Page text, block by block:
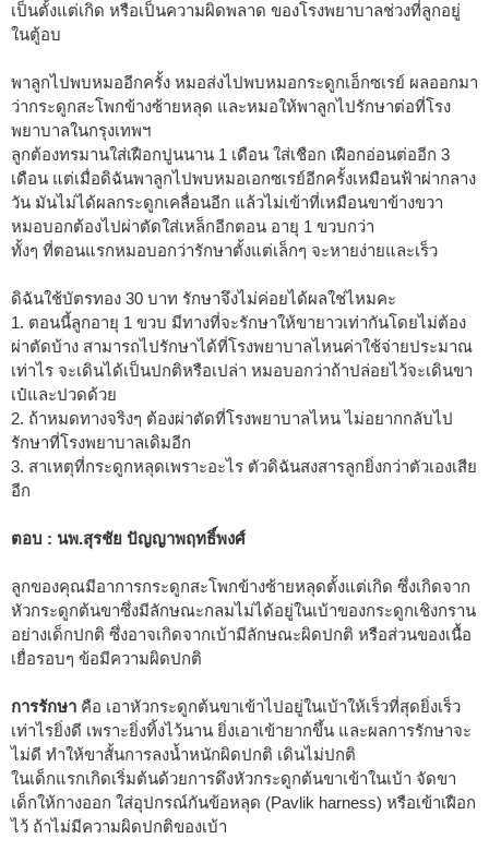
เป็นตั้งแต่เกิด หรือเป็นความผิดพลาด ของโรงพยาบาลช่วงที่ลูกอยู่
ในตู้อบ
พาลูกไปพบหมออีกครั้ง หมอส่งไปพบหมอกระดูกเอ็กซเรย์ ผลออกมา
ว่ากระดูกสะโพกข้างซ้ายหลุด และหมอให้พาลูกไปรักษาต่อที่โรง
พยาบาลในกรุงเทพฯ
ลูกต้องทรมานใส่เฝือกปูนนาน 1 เดือน ใส่เชือก เฝือกอ่อนต่ออีก 3
เดือน แต่เมื่อดิฉันพาลูกไปพบหมอเอกซเรย์อีกครั้งเหมือนฟ้าผ่ากลาง
วัน มันไม่ได้ผลกระดูกเคลื่อนอีก แล้วไม่เข้าที่เหมือนขาข้างขวา
หมอบอกต้องไปผ่าตัดใส่เหล็กอีกตอน อายุ 1 ขวบกว่า
ทั้งๆ ที่ตอนแรกหมอบอกว่ารักษาตั้งแต่เล็กๆ จะหายง่ายและเร็ว
ดิฉันใช้บัตรทอง 30 บาท รักษาจึงไม่ค่อยได้ผลใช่ไหมคะ
1. ตอนนี้ลูกอายุ 1 ขวบ มีทางที่จะรักษาให้ขายาวเท่ากันโดยไม่ต้อง
ผ่าตัดบ้าง สามารถไปรักษาได้ที่โรงพยาบาลไหนค่าใช้จ่ายประมาณ
เท่าไร จะเดินได้เป็นปกติหรือเปล่า หมอบอกว่าถ้าปล่อยไว้จะเดินขา
เป๋และปวดด้วย
2. ถ้าหมดทางจริงๆ ต้องผ่าตัดที่โรงพยาบาลไหน ไม่อยากกลับไป
รักษาที่โรงพยาบาลเดิมอีก
3. สาเหตุที่กระดูกหลุดเพราะอะไร ตัวดิฉันสงสารลูกยิ่งกว่าตัวเองเสีย
อีก
ตอบ : นพ.สุรชัย ปัญญาพฤทธิ์พงศ์
ลูกของคุณมีอาการกระดูกสะโพกข้างซ้ายหลุดตั้งแต่เกิด ซึ่งเกิดจาก
หัวกระดูกต้นขาซึ่งมีลักษณะกลมไม่ได้อยู่ในเบ้าของกระดูกเชิงกราน
อย่างเด็กปกติ ซึ่งอาจเกิดจากเบ้ามีลักษณะผิดปกติ หรือส่วนของเนื้อ
เยื่อรอบๆ ข้อมีความผิดปกติ
การรักษา คือ เอาหัวกระดูกต้นขาเข้าไปอยู่ในเบ้าให้เร็วที่สุดยิ่งเร็ว
เท่าไรยิ่งดี เพราะยิ่งทิ้งไว้นาน ยิ่งเอาเข้ายากขึ้น และผลการรักษาจะ
ไม่ดี ทำให้ขาสั้นการลงน้ำหนักผิดปกติ เดินไม่ปกติ
ในเด็กแรกเกิดเริ่มต้นด้วยการดึงหัวกระดูกต้นขาเข้าในเบ้า จัดขา
เด็กให้กางออก ใส่อุปกรณ์กันข้อหลุด (Pavlik harness) หรือเข้าเฝือก
ไว้ ถ้าไม่มีความผิดปกติของเบ้า